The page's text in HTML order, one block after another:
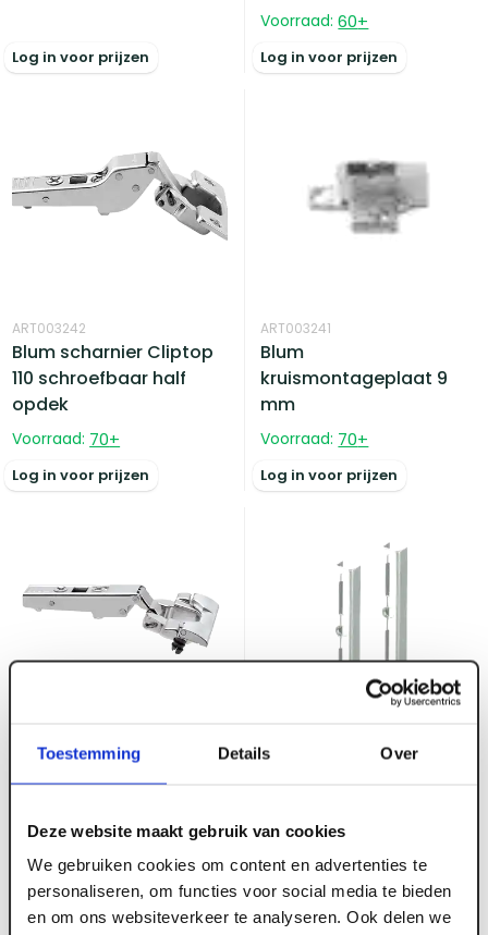
Toestemming Details Over
Deze website maakt gebruik van cookies
We gebruiken cookies om content en advertenties te
personaliseren, om functies voor social media te bieden
en om ons websiteverkeer te analyseren. Ook delen we
Log in voor prijzen
Voorraad: 60+
Log in voor prijzen
ART003242
Blum scharnier Cliptop
110 schroefbaar half
opdek
Voorraad: 70+
Log in voor prijzen
ART003241
Blum
kruismontageplaat 9
mm
Voorraad: 70+
Log in voor prijzen
ART003245
Blum scharnier Cliptop
zelfsl Inserta
Voorraad: 120+
Wandrail Element enkel
wit 150 cm